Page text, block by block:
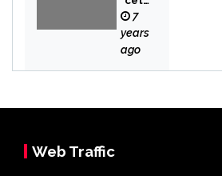
aka
n
Bek
7
years
ago
Web Traffic